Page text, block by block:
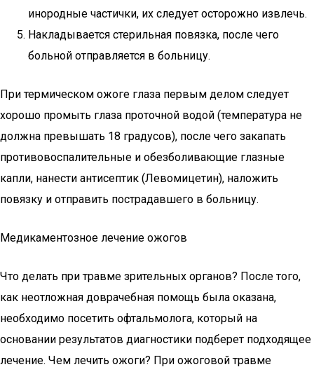
инородные частички, их следует осторожно извлечь.
Накладывается стерильная повязка, после чего
больной отправляется в больницу.
При термическом ожоге глаза первым делом следует
хорошо промыть глаза проточной водой (температура не
должна превышать 18 градусов), после чего закапать
противовоспалительные и обезболивающие глазные
капли, нанести антисептик (Левомицетин), наложить
повязку и отправить пострадавшего в больницу.
Медикаментозное лечение ожогов
Что делать при травме зрительных органов? После того,
как неотложная доврачебная помощь была оказана,
необходимо посетить офтальмолога, который на
основании результатов диагностики подберет подходящее
лечение. Чем лечить ожоги? При ожоговой травме